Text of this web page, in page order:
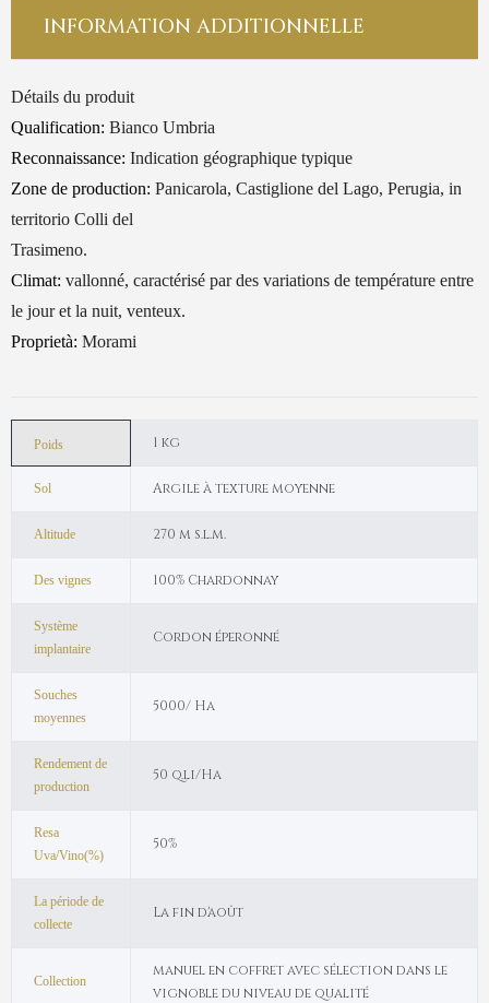
INFORMATION ADDITIONNELLE
Détails du produit
Qualification: Bianco Umbria
Reconnaissance: Indication géographique typique
Zone de production: Panicarola, Castiglione del Lago, Perugia, in
territorio Colli del
Trasimeno.
Climat: vallonné, caractérisé par des variations de température entre
le jour et la nuit, venteux.
Proprietà: Morami
Poids 1 kg
Sol Argile à texture moyenne
Altitude 270 m s.l.m.
Des vignes 100% Chardonnay
Système
implantaire
Cordon éperonné
Souches
moyennes
5000/ Ha
Rendement de
production
50 q.li/Ha
Resa
Uva/Vino(%)
50%
La période de
collecte
La fin d'août
Collection
manuel en coffret avec sélection dans le
vignoble du niveau de qualité